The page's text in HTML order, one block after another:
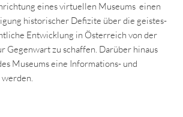
eines virtuellen Museums einen
historischer Defizite über die geistes-
Entwicklung in Österreich von der
Gegenwart zu schaffen. Darüber hinaus
Museums eine Informations- und